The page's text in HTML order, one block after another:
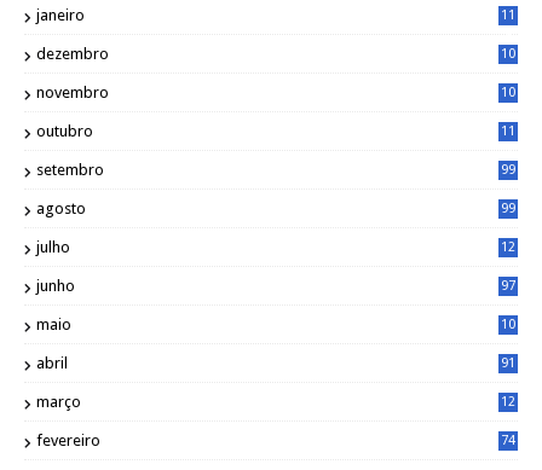
janeiro
11
dezembro
10
novembro
10
outubro
11
setembro 99
agosto 99
julho
12
junho 97
maio
10
abril 91
março
12
fevereiro 74